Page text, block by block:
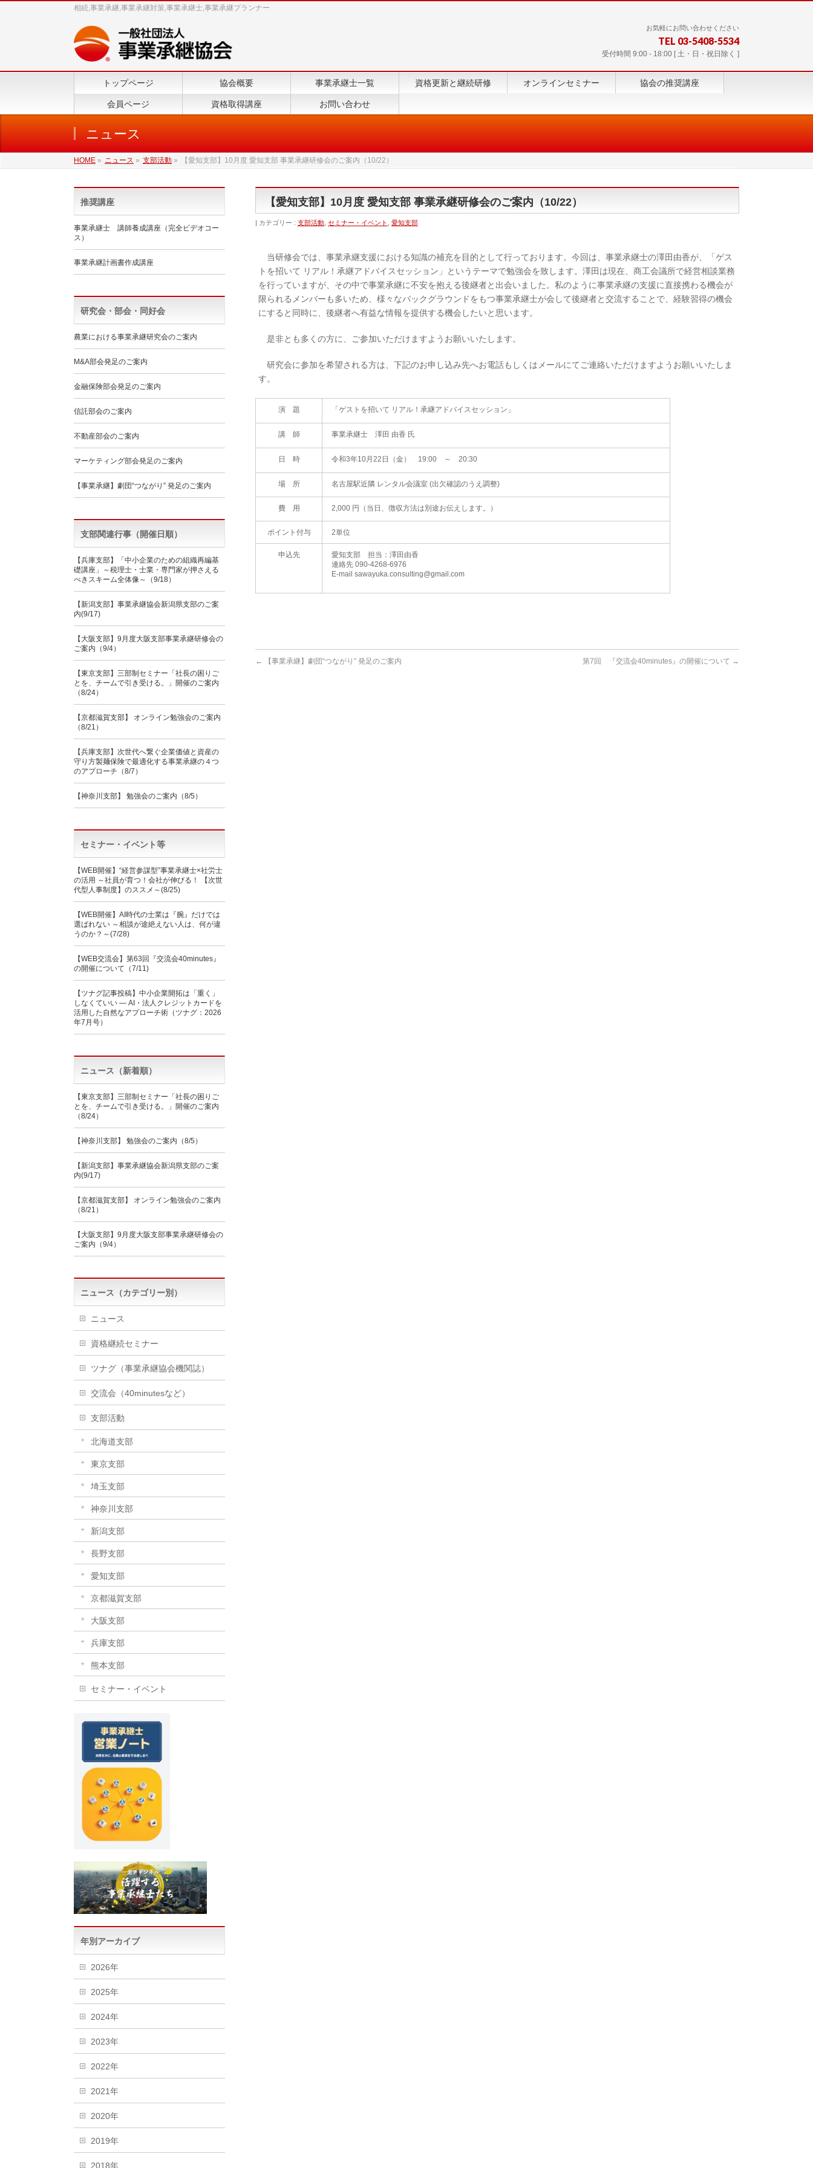
相続,事業承継,事業承継対策,事業承継士,事業承継プランナー
お気軽にお問い合わせください
TEL 03-5408-5534
受付時間 9:00 - 18:00 [ 土・日・祝日除く ]
トップページ 協会概要 事業承継士一覧 資格更新と継続研修 オンラインセミナー 協会の推奨講座
会員ページ 資格取得講座 お問い合わせ
ニュース
HOME » ニュース » 支部活動 » 【愛知支部】10月度 愛知支部 事業承継研修会のご案内（10/22）
【愛知支部】10月度 愛知支部 事業承継研修会のご案内（10/22）
カテゴリー : 支部活動 セミナー・イベント 愛知支部
当研修会では、事業承継支援における知識の補充を目的として行っております。今回は、事業承継士の澤田由香が、「ゲス
トを招いて リアル！承継アドバイスセッション」というテーマで勉強会を致します。澤田は現在、商工会議所で経営相談業務
を行っていますが、その中で事業承継に不安を抱える後継者と出会いました。私のように事業承継の支援に直接携わる機会が
限られるメンバーも多いため、様々なバックグラウンドをもつ事業承継士が会して後継者と交流することで、経験習得の機会
にすると同時に、後継者へ有益な情報を提供する機会したいと思います。
是非とも多くの方に、ご参加いただけますようお願いいたします。
研究会に参加を希望される方は、下記のお申し込み先へお電話もしくはメールにてご連絡いただけますようお願いいたしま
す。
演 題 「ゲストを招いて リアル！承継アドバイスセッション」
講 師 事業承継士 澤田 由香 氏
日 時 令和3年10月22日（金） 19:00 ～ 20:30
場 所 名古屋駅近隣 レンタル会議室 (出欠確認のうえ調整)
費 用 2,000 円（当日、徴収方法は別途お伝えします。）
ポイント付与 2単位
申込先
愛知支部 担当：澤田由香
連絡先 090-4268-6976
E-mail sawayuka.consulting@gmail.com
← 【事業承継】劇団“つながり” 発足のご案内 第7回 『交流会40minutes』の開催について →
推奨講座
事業承継士 講師養成講座（完全ビデオコー
ス）
事業承継計画書作成講座
研究会・部会・同好会
農業における事業承継研究会のご案内
M&A部会発足のご案内
金融保険部会発足のご案内
信託部会のご案内
不動産部会のご案内
マーケティング部会発足のご案内
【事業承継】劇団“つながり” 発足のご案内
支部関連行事（開催日順）
【兵庫支部】「中小企業のための組織再編基
礎講座」～税理士・士業・専門家が押さえる
べきスキーム全体像～（9/18）
【新潟支部】事業承継協会新潟県支部のご案
内(9/17)
【大阪支部】9月度大阪支部事業承継研修会の
ご案内（9/4）
【東京支部】三部制セミナー「社長の困りご
とを、チームで引き受ける。」開催のご案内
（8/24）
【京都滋賀支部】 オンライン勉強会のご案内
（8/21）
【兵庫支部】次世代へ繋ぐ企業価値と資産の
守り方製麺保険で最適化する事業承継の４つ
のアプローチ（8/7）
【神奈川支部】 勉強会のご案内（8/5）
セミナー・イベント等
【WEB開催】“経営参謀型”事業承継士×社労士
の活用 ～社員が育つ！会社が伸びる！ 【次世
代型人事制度】のススメ～(8/25)
【WEB開催】AI時代の士業は『腕』だけでは
選ばれない ～相談が途絶えない人は、何が違
うのか？～(7/28)
【WEB交流会】第63回『交流会40minutes』
の開催について（7/11)
【ツナグ記事投稿】中小企業開拓は「重く」
しなくていい ― AI・法人クレジットカードを
活用した自然なアプローチ術（ツナグ：2026
年7月号）
ニュース（新着順）
【東京支部】三部制セミナー「社長の困りご
とを、チームで引き受ける。」開催のご案内
（8/24）
【神奈川支部】 勉強会のご案内（8/5）
【新潟支部】事業承継協会新潟県支部のご案
内(9/17)
【京都滋賀支部】 オンライン勉強会のご案内
（8/21）
【大阪支部】9月度大阪支部事業承継研修会の
ご案内（9/4）
ニュース（カテゴリー別）
ニュース
資格継続セミナー
ツナグ（事業承継協会機関誌）
交流会（40minutesなど）
支部活動
北海道支部
東京支部
埼玉支部
神奈川支部
新潟支部
長野支部
愛知支部
京都滋賀支部
大阪支部
兵庫支部
熊本支部
セミナー・イベント
年別アーカイブ
2026年
2025年
2024年
2023年
2022年
2021年
2020年
2019年
2018年